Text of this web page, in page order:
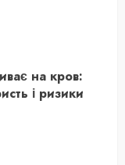
на кров:
і ризики